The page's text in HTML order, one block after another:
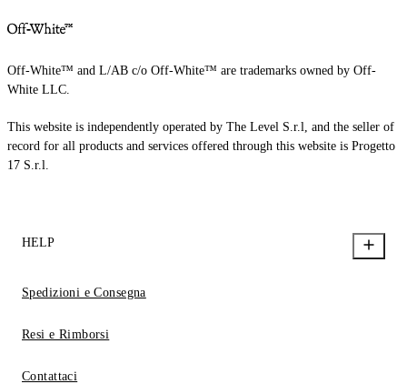
Off-White™ and L/AB c/o Off-White™ are trademarks owned by Off-
White LLC.
This website is independently operated by The Level S.r.l, and the seller of
record for all products and services offered through this website is Progetto
17 S.r.l.
HELP
Spedizioni e Consegna
Resi e Rimborsi
Contattaci